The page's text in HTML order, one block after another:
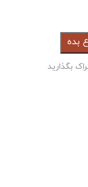
بده
بگذارید